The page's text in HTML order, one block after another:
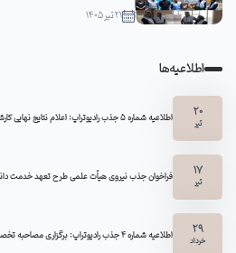
21 تیر 1405
اطلاعیه‌ها
20
تیر اطلاعیه شماره 5 جذب رادیوتراپ: اعلام نتایج نهایی کارشناس رادیوتراپی
17
تیر فراخوان جذب نیروی هیأت علمی طرح تعهد خدمت
29
خرداد اطلاعیه شماره ۴ جذب رادیوتراپ: برگزاری مصاحبه تخصصی